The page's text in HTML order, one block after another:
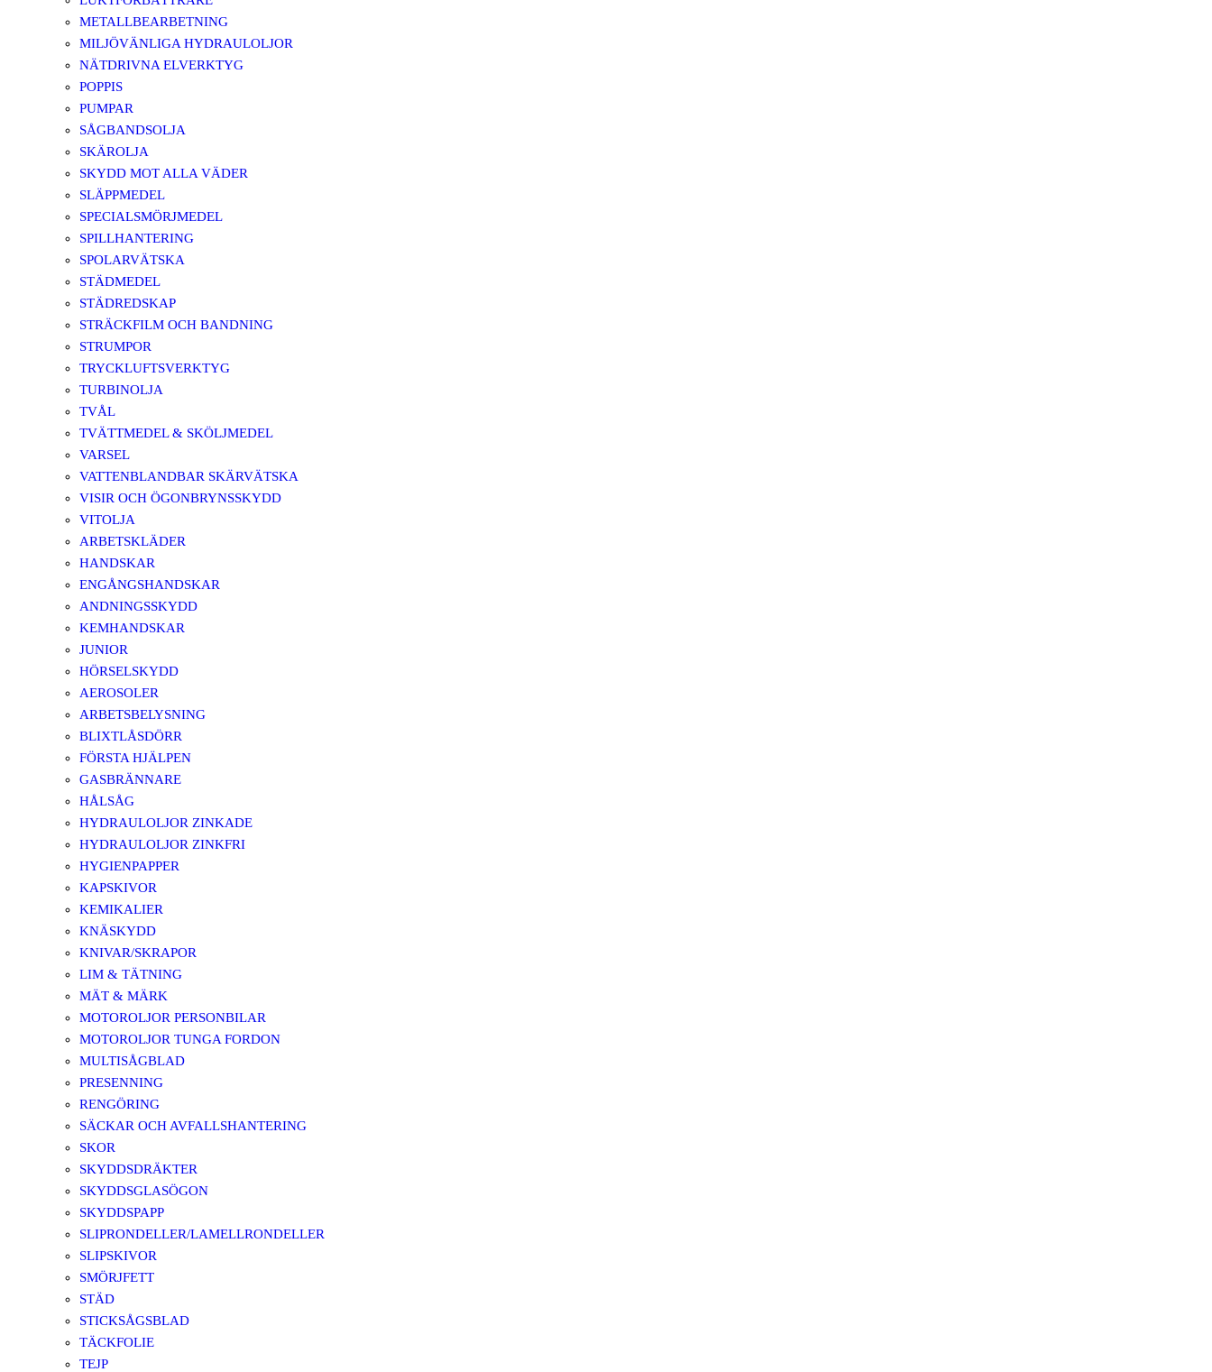
METALLBEARBETNING
MILJÖVÄNLIGA HYDRAULOLJOR
NÄTDRIVNA ELVERKTYG
POPPIS
PUMPAR
SÅGBANDSOLJA
SKÄROLJA
SKYDD MOT ALLA VÄDER
SLÄPPMEDEL
SPECIALSMÖRJMEDEL
SPILLHANTERING
SPOLARVÄTSKA
STÄDMEDEL
STÄDREDSKAP
STRÄCKFILM OCH BANDNING
STRUMPOR
TRYCKLUFTSVERKTYG
TURBINOLJA
TVÅL
TVÄTTMEDEL & SKÖLJMEDEL
VARSEL
VATTENBLANDBAR SKÄRVÄTSKA
VISIR OCH ÖGONBRYNSSKYDD
VITOLJA
ARBETSKLÄDER
HANDSKAR
ENGÅNGSHANDSKAR
ANDNINGSSKYDD
KEMHANDSKAR
JUNIOR
HÖRSELSKYDD
AEROSOLER
ARBETSBELYSNING
BLIXTLÅSDÖRR
FÖRSTA HJÄLPEN
GASBRÄNNARE
HÅLSÅG
HYDRAULOLJOR ZINKADE
HYDRAULOLJOR ZINKFRI
HYGIENPAPPER
KAPSKIVOR
KEMIKALIER
KNÄSKYDD
KNIVAR/SKRAPOR
LIM & TÄTNING
MÄT & MÄRK
MOTOROLJOR PERSONBILAR
MOTOROLJOR TUNGA FORDON
MULTISÅGBLAD
PRESENNING
RENGÖRING
SÄCKAR OCH AVFALLSHANTERING
SKOR
SKYDDSDRÄKTER
SKYDDSGLASÖGON
SKYDDSPAPP
SLIPRONDELLER/LAMELLRONDELLER
SLIPSKIVOR
SMÖRJFETT
STÄD
STICKSÅGSBLAD
TÄCKFOLIE
TEJP